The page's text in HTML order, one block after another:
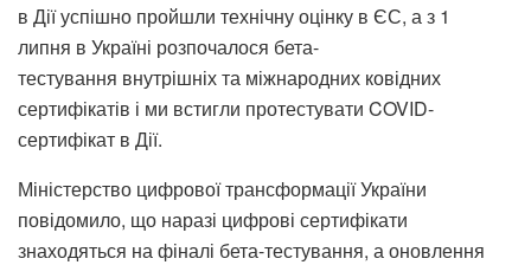
в Дії успішно пройшли технічну оцінку в ЄС, а з 1
липня в Україні розпочалося бета-
тестування внутрішніх та міжнародних ковідних
сертифікатів і ми встигли протестувати COVID-
сертифікат в Дії.
Міністерство цифрової трансформації України
повідомило, що наразі цифрові сертифікати
знаходяться на фіналі бета-тестування, а оновлення